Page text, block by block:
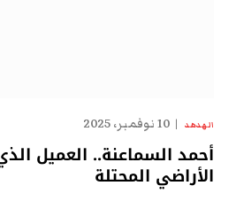
الهدهد 10 نوفمبر، 2025
أحمد السماعنة.. العميل
الأراضي المحتلة